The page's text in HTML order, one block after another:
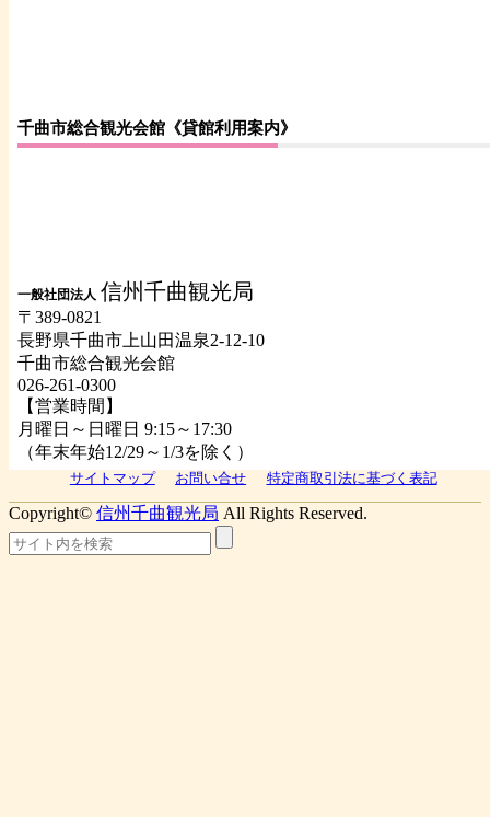
千曲市総合観光会館《貸館利用案内》
一般社団法人 信州千曲観光局
〒389-0821
長野県千曲市上山田温泉2-12-10
千曲市総合観光会館
026-261-0300
【営業時間】
月曜日～日曜日 9:15～17:30
（年末年始12/29～1/3を除く）
サイトマップ お問い合せ 特定商取引法に基づく表記
Copyright© 信州千曲観光局 All Rights Reserved.